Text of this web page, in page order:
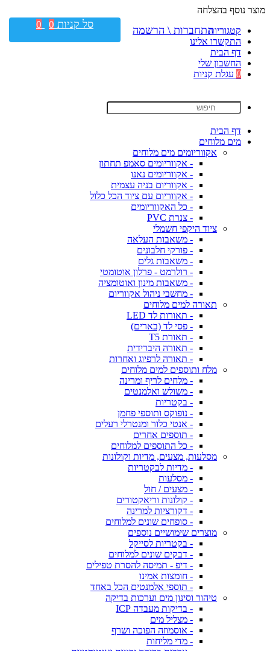
מוצר נוסף בהצלחה
קטגוריות
התקשרו אלינו
דף הבית
החשבון שלי
0 עגלת קניות
דף הבית
מים מלוחים
אקווריומים מים מלוחים
- אקווריומים סאמפ תחתון
- אקווריומים נאנו
- אקווריום בניה עצמית
- אקווריום עם ציוד הכל כלול
- כל האקווריומים
- צנרת PVC
ציוד היקפי חשמלי
- משאבות העלאה
- פורקי חלבונים
- משאבות גלים
- רולרמט - פרלון אוטומטי
- משאבות מינון ואוטומציה
- מחשבי ניהול אקווריום
תאורה למים מלוחים
- תאורות לד LED
- פסי לד (בארים)
- תאורת T5
- תאורה היברידית
- תאורה לרפיוג ואחרות
מלח ותוספים למים מלוחים
- מלחים לריף ומרינה
- משולש ואלמנטים
- בקטריות
- נופוקס ותוספי פחמן
- אנטי כלור ומנטרלי רעלים
- תוספים אחרים
- כל התוספים למלוחים
מסלעות, מצעים, מדיות וקולונות
- מדיות לבקטריות
- מסלעות
- מצעים / חול
- קולונות וריאקטורים
- דקורציות למרינה
- סופחים שונים למלוחים
מוצרים שימושיים נוספים
- בקטריות לסייקל
- דבקים שונים למלוחים
- דיפ - תמיסה להסרת טפילים
- חומצות אמינו
- תוספי אלמנטים הכל באחד
טיהור וסינון מים וערכות בדיקה
- בדיקות מעבדה ICP
- מצליל מים
- אוסמוזה הפוכה ושרף
- מדי מליחות
התחברות \ הרשמה סל קניות 0
0